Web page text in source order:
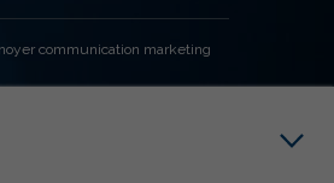
communication marketing